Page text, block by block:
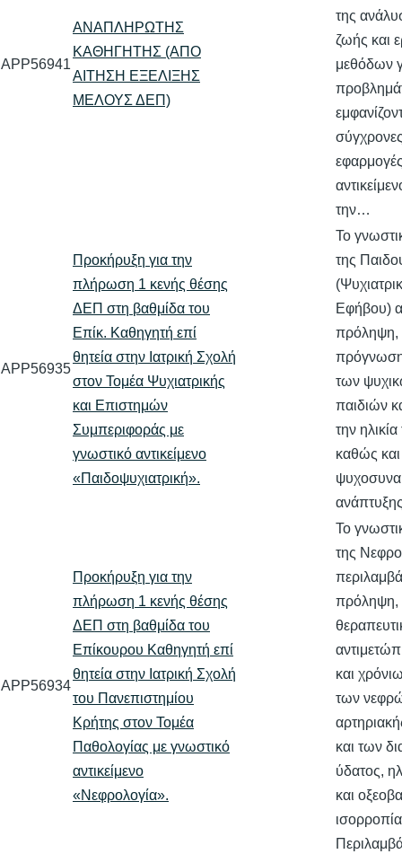
APP56941
ΑΝΑΠΛΗΡΩΤΗΣ
ΚΑΘΗΓΗΤΗΣ (ΑΠΟ
ΑΙΤΗΣΗ ΕΞΕΛΙΞΗΣ
ΜΕΛΟΥΣ ΔΕΠ)
της
ζωής και
μεθόδων
την…
APP56935
Προκήρυξη για την
πλήρωση 1 κενής θέσης
ΔΕΠ στη βαθμίδα του
Επίκ. Καθηγητή επί
θητεία στην Ιατρική Σχολή
στον Τομέα Ψυχιατρικής
και Επιστημών
Συμπεριφοράς με
γνωστικό αντικείμενο
«Παιδοψυχιατρική».
Το
της
Εφήβου)
πρόληψη,
πρόγνωση
των
παιδιών
την
καθώς και
APP56934
Προκήρυξη για την
πλήρωση 1 κενής θέσης
ΔΕΠ στη βαθμίδα του
Επίκουρου Καθηγητή επί
θητεία στην Ιατρική Σχολή
του Πανεπιστημίου
Κρήτης στον Τομέα
Παθολογίας με γνωστικό
αντικείμενο
«Νεφρολογία».
Το
της
πρόληψη,
και
των
και των
ύδατος,
και